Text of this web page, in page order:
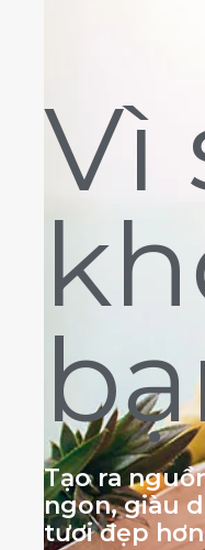
Vì
Tạo ra
ngon, giàu
tươi đẹp